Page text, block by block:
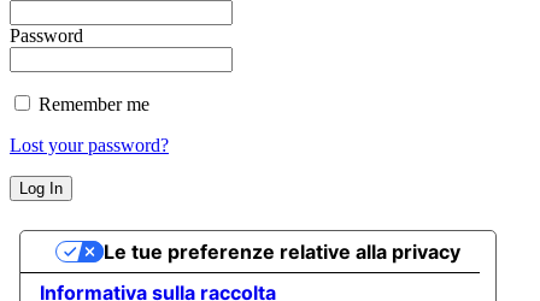
Password
Remember me
Lost your password?
Informativa sulla raccolta
Le tue preferenze relative alla privacy